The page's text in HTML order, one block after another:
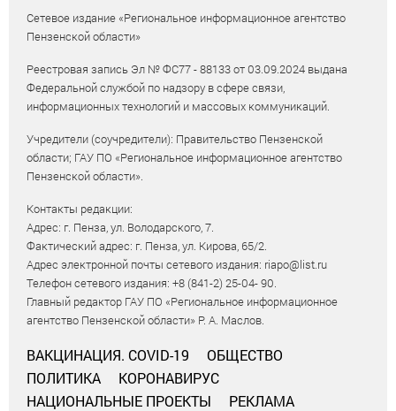
Сетевое издание «Региональное информационное агентство
Пензенской области»
Реестровая запись Эл № ФС77 - 88133 от 03.09.2024 выдана
Федеральной службой по надзору в сфере связи,
информационных технологий и массовых коммуникаций.
Учредители (соучредители): Правительство Пензенской
области; ГАУ ПО «Региональное информационное агентство
Пензенской области».
Контакты редакции:
Адрес: г. Пенза, ул. Володарского, 7.
Фактический адрес: г. Пенза, ул. Кирова, 65/2.
Адрес электронной почты сетевого издания: riapo@list.ru
Телефон сетевого издания: +8 (841-2) 25-04- 90.
Главный редактор ГАУ ПО «Региональное информационное
агентство Пензенской области» Р. А. Маслов.
ВАКЦИНАЦИЯ. COVID-19
ОБЩЕСТВО
ПОЛИТИКА
КОРОНАВИРУС
НАЦИОНАЛЬНЫЕ ПРОЕКТЫ
РЕКЛАМА